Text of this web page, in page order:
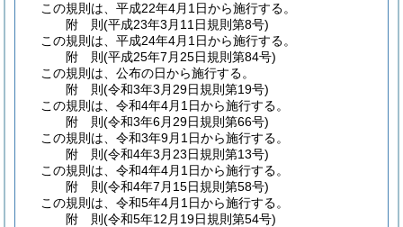
この規則は、平成22年4月1日から施行する。
附 則(平成23年3月11日規則第8号)
この規則は、平成24年4月1日から施行する。
附 則(平成25年7月25日規則第84号)
この規則は、公布の日から施行する。
附 則(令和3年3月29日規則第19号)
この規則は、令和4年4月1日から施行する。
附 則(令和3年6月29日規則第66号)
この規則は、令和3年9月1日から施行する。
附 則(令和4年3月23日規則第13号)
この規則は、令和4年4月1日から施行する。
附 則(令和4年7月15日規則第58号)
この規則は、令和5年4月1日から施行する。
附 則(令和5年12月19日規則第54号)